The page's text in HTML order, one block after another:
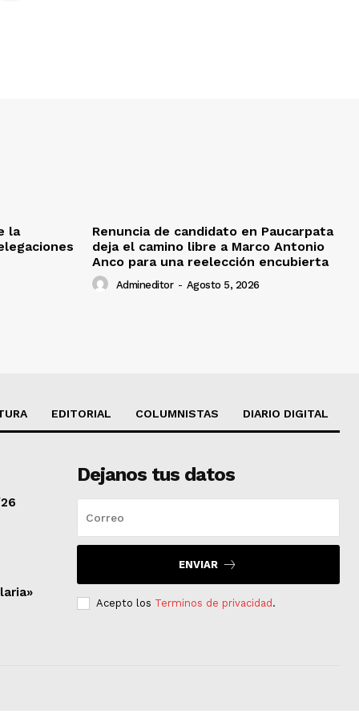
la
Renuncia de candidato en Paucarpata
deja el camino libre a Marco Antonio
Anco para una reelección encubierta
Admineditor - Agosto 5, 2026
EDITORIAL COLUMNISTAS DIARIO DIGITAL
Dejanos tus datos
ENVIAR
Acepto los Terminos de privacidad.